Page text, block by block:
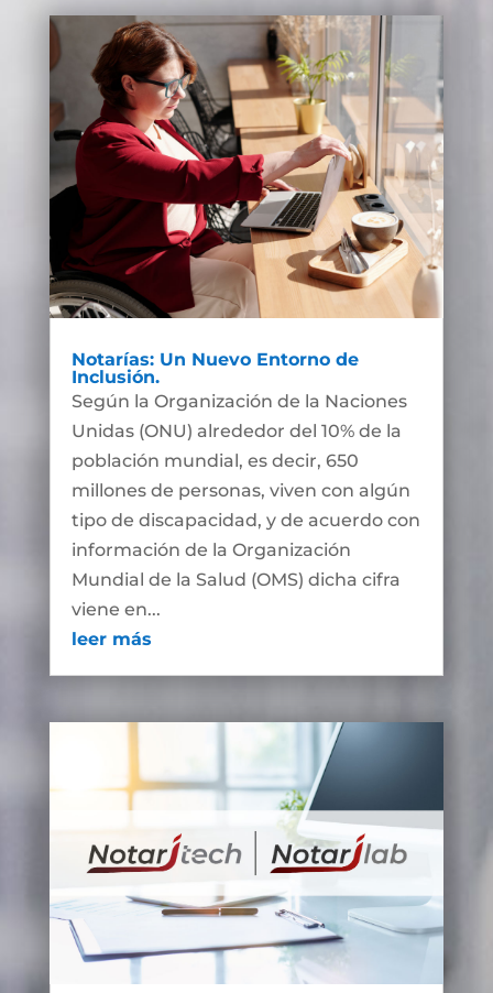
Notarías: Un Nuevo Entorno de
Inclusión.
Según la Organización de la Naciones
Unidas (ONU) alrededor del 10% de la
población mundial, es decir, 650
millones de personas, viven con algún
tipo de discapacidad, y de acuerdo con
información de la Organización
Mundial de la Salud (OMS) dicha cifra
viene en...
leer más